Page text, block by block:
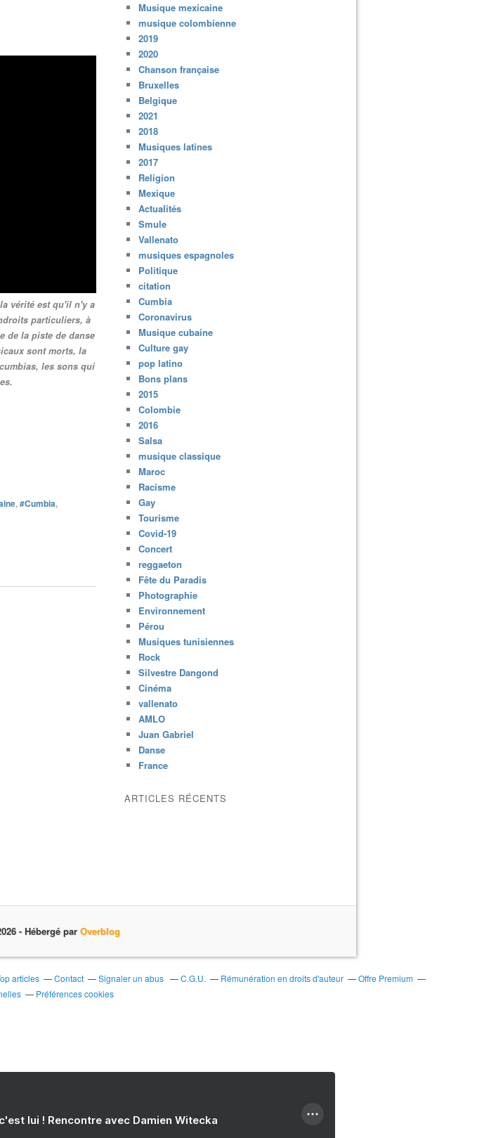
vérité est qu'il n'y a
particuliers, à
de la piste de danse
sont morts, la
les sons qui
, #Cumbia,
Musique mexicaine
musique colombienne
2019
2020
Chanson française
Bruxelles
Belgique
2021
2018
Musiques latines
2017
Religion
Mexique
Actualités
Smule
Vallenato
musiques espagnoles
Politique
citation
Cumbia
Coronavirus
Musique cubaine
Culture gay
pop latino
Bons plans
2015
Colombie
2016
Salsa
musique classique
Maroc
Racisme
Gay
Tourisme
Covid-19
Concert
reggaeton
Fête du Paradis
Photographie
Environnement
Pérou
Musiques tunisiennes
Rock
Silvestre Dangond
Cinéma
vallenato
AMLO
Juan Gabriel
Danse
France
ARTICLES RÉCENTS
- Hébergé par Overblog
articles Contact Signaler un abus C.G.U. Rémunération en droits d'auteur
Offre Premium
Préférences cookies
lui ! Rencontre avec Damien Witecka